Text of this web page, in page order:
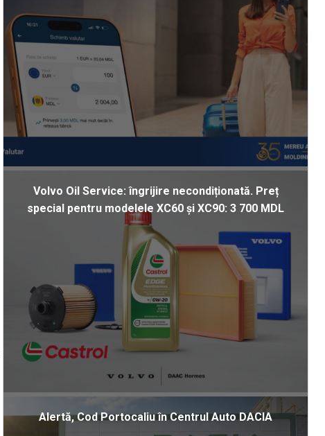
Volvo Oil Service: îngrijire necondiționată. Preț
special pentru modelele XC60 și XC90: 3 700 MDL
Alertă, Cod Portocaliu în Centrul Auto DACIA